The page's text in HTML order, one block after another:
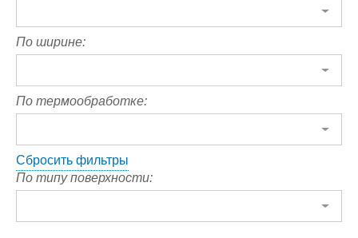
По ширине:
По термообработке:
Сбросить фильтры
По типу поверхности: